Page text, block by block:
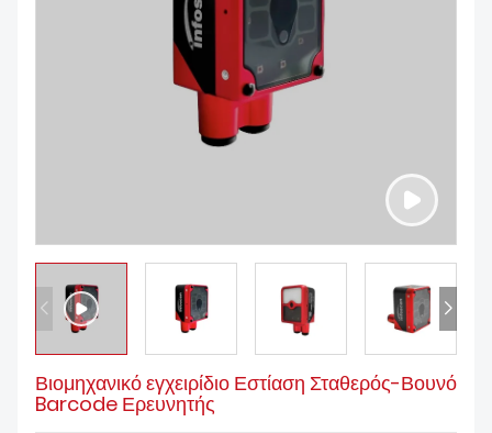
ΕΠΙΚΟΙΝΩΝΉΣΤΕ ΜΑΖΊ ΜΑΣ
ΣΧΕΤΙΚΆ ΜΕ ΕΜΆΣ
Βιομηχανικό εγχειρίδιο Εστίαση Σταθερός-Βουνό
Barcode Ερευνητής